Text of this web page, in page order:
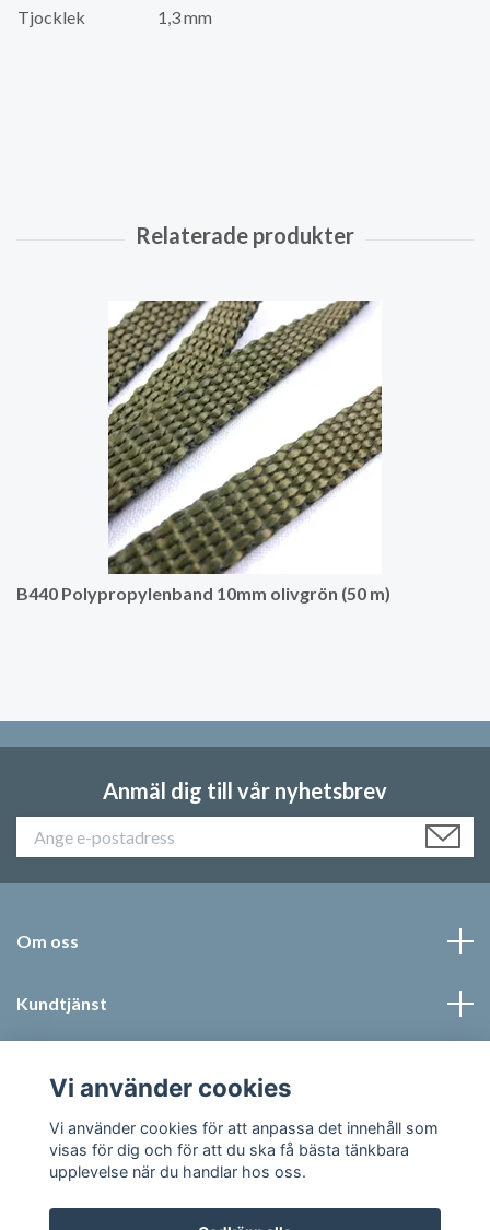
Tjocklek
1,3 mm
B440 Polypropylenband 10mm olivgrön (50 m)
Anmäl dig till vår nyhetsbrev
Om oss
Kundtjänst
Sociala medier
Vi använder cookies
Vi använder cookies för att anpassa det innehåll som
visas för dig och för att du ska få bästa tänkbara
upplevelse när du handlar hos oss.